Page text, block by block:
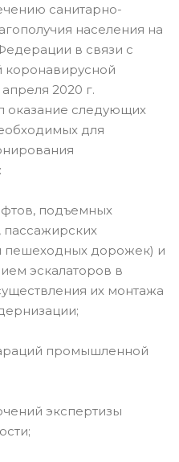
санитарно-
населения на
в связи с
коронавирусной
2020 г.
оказание следующих
для
подъемных
пешеходных дорожек) и
эскалаторов в
их монтажа
промышленной
экспертизы